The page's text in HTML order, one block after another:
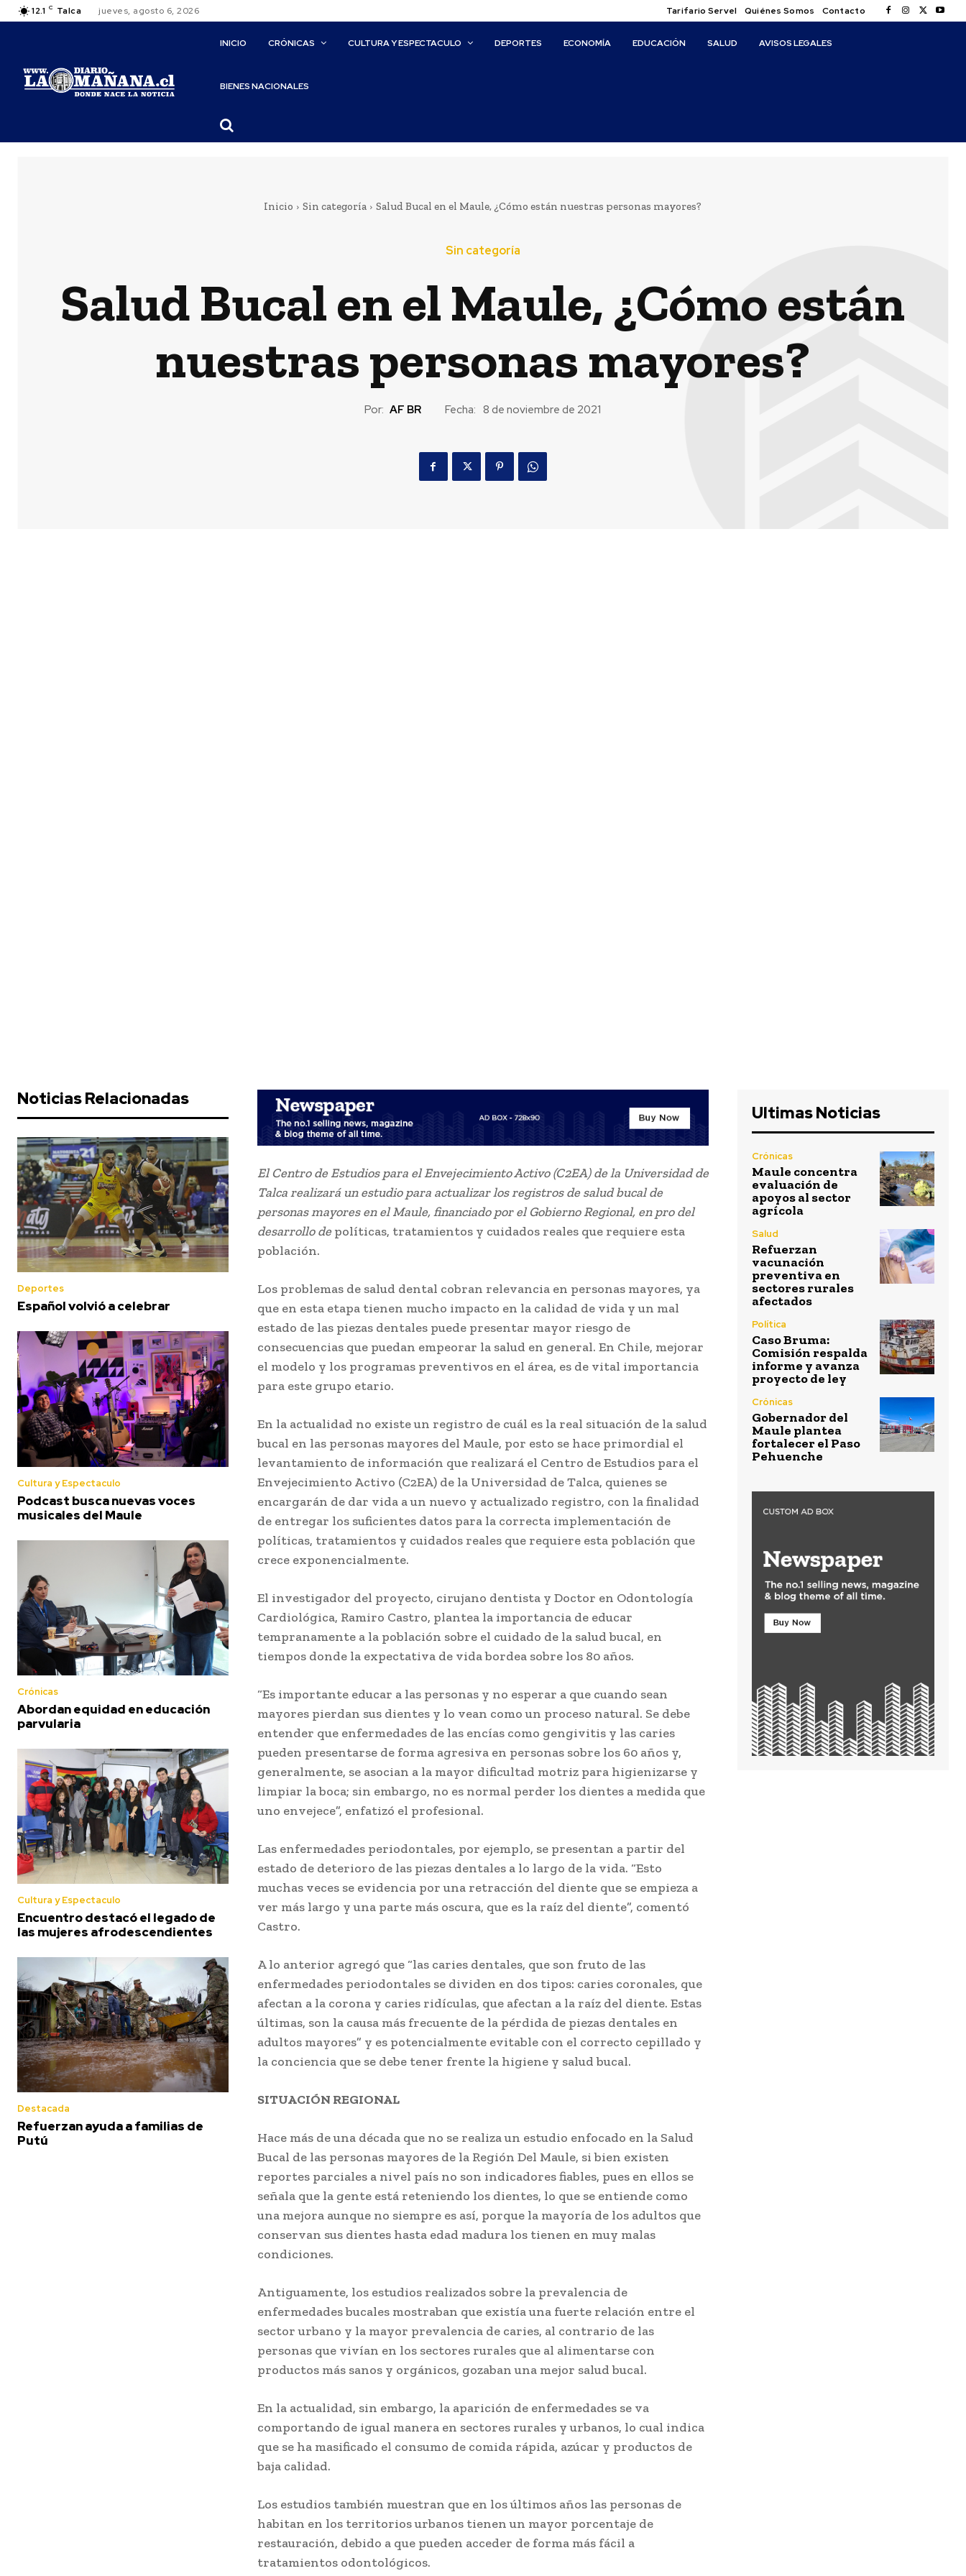
12.1 C Talca jueves, agosto 6, 2026 Tarifario Servel Quiénes Somos Contacto
INICIO CRÓNICAS CULTURA Y ESPECTACULO DEPORTES ECONOMÍA EDUCACIÓN SALUD AVISOS LEGALES
BIENES NACIONALES
Inicio Sin categoría Salud Bucal en el Maule, ¿Cómo están nuestras personas mayores?
Sin categoría
Salud Bucal en el Maule, ¿Cómo están
nuestras personas mayores?
Por: AF BR Fecha: 8 de noviembre de 2021
Noticias Relacionadas
Deportes
Español volvió a celebrar
Cultura y Espectaculo
Podcast busca nuevas voces
musicales del Maule
Crónicas
Abordan equidad en educación
parvularia
Cultura y Espectaculo
Encuentro destacó el legado de
las mujeres afrodescendientes
Destacada
Refuerzan ayuda a familias de
Putú
El Centro de Estudios para el Envejecimiento Activo (C2EA) de la Universidad de
Talca realizará un estudio para actualizar los registros de salud bucal de
personas mayores en el Maule, financiado por el Gobierno Regional, en pro del
desarrollo depolíticas, tratamientos y cuidados reales que requiere esta
población.
Los problemas de salud dental cobran relevancia en personas mayores, ya
que en esta etapa tienen mucho impacto en la calidad de vida y un mal
estado de las piezas dentales puede presentar mayor riesgo de
consecuencias que puedan empeorar la salud en general. En Chile, mejorar
el modelo y los programas preventivos en el área, es de vital importancia
para este grupo etario.
En la actualidad no existe un registro de cuál es la real situación de la salud
bucal en las personas mayores del Maule, por esto se hace primordial el
levantamiento de información que realizará el Centro de Estudios para el
Envejecimiento Activo (C2EA) de la Universidad de Talca, quienes se
encargarán de dar vida a un nuevo y actualizado registro, con la finalidad
de entregar los suficientes datos para la correcta implementación de
políticas, tratamientos y cuidados reales que requiere esta población que
crece exponencialmente.
El investigador del proyecto, cirujano dentista y Doctor en Odontología
Cardiológica, Ramiro Castro, plantea la importancia de educar
tempranamente a la población sobre el cuidado de la salud bucal, en
tiempos donde la expectativa de vida bordea sobre los 80 años.
“Es importante educar a las personas y no esperar a que cuando sean
mayores pierdan sus dientes y lo vean como un proceso natural. Se debe
entender que enfermedades de las encías como gengivitis y las caries
pueden presentarse de forma agresiva en personas sobre los 60 años y,
generalmente, se asocian a la mayor dificultad motriz para higienizarse y
limpiar la boca; sin embargo, no es normal perder los dientes a medida que
uno envejece”, enfatizó el profesional.
Las enfermedades periodontales, por ejemplo, se presentan a partir del
estado de deterioro de las piezas dentales a lo largo de la vida. “Esto
muchas veces se evidencia por una retracción del diente que se empieza a
ver más largo y una parte más oscura, que es la raíz del diente”, comentó
Castro.
A lo anterior agregó que “las caries dentales, que son fruto de las
enfermedades periodontales se dividen en dos tipos: caries coronales, que
afectan a la corona y caries ridículas, que afectan a la raíz del diente. Estas
últimas, son la causa más frecuente de la pérdida de piezas dentales en
adultos mayores” y es potencialmente evitable con el correcto cepillado y
la conciencia que se debe tener frente la higiene y salud bucal.
SITUACIÓN REGIONAL
Hace más de una década que no se realiza un estudio enfocado en la Salud
Bucal de las personas mayores de la Región Del Maule, si bien existen
reportes parciales a nivel país no son indicadores fiables, pues en ellos se
señala que la gente está reteniendo los dientes, lo que se entiende como
una mejora aunque no siempre es así, porque la mayoría de los adultos que
conservan sus dientes hasta edad madura los tienen en muy malas
condiciones.
Antiguamente, los estudios realizados sobre la prevalencia de
enfermedades bucales mostraban que existía una fuerte relación entre el
sector urbano y la mayor prevalencia de caries, al contrario de las
personas que vivían en los sectores rurales que al alimentarse con
productos más sanos y orgánicos, gozaban una mejor salud bucal.
En la actualidad, sin embargo, la aparición de enfermedades se va
comportando de igual manera en sectores rurales y urbanos, lo cual indica
que se ha masificado el consumo de comida rápida, azúcar y productos de
baja calidad.
Los estudios también muestran que en los últimos años las personas de
habitan en los territorios urbanos tienen un mayor porcentaje de
restauración, debido a que pueden acceder de forma más fácil a
tratamientos odontológicos.
Ultimas Noticias
Crónicas
Maule concentra
evaluación de
apoyos al sector
agrícola
Salud
Refuerzan
vacunación
preventiva en
sectores rurales
afectados
Política
Caso Bruma:
Comisión respalda
informe y avanza
proyecto de ley
Crónicas
Gobernador del
Maule plantea
fortalecer el Paso
Pehuenche